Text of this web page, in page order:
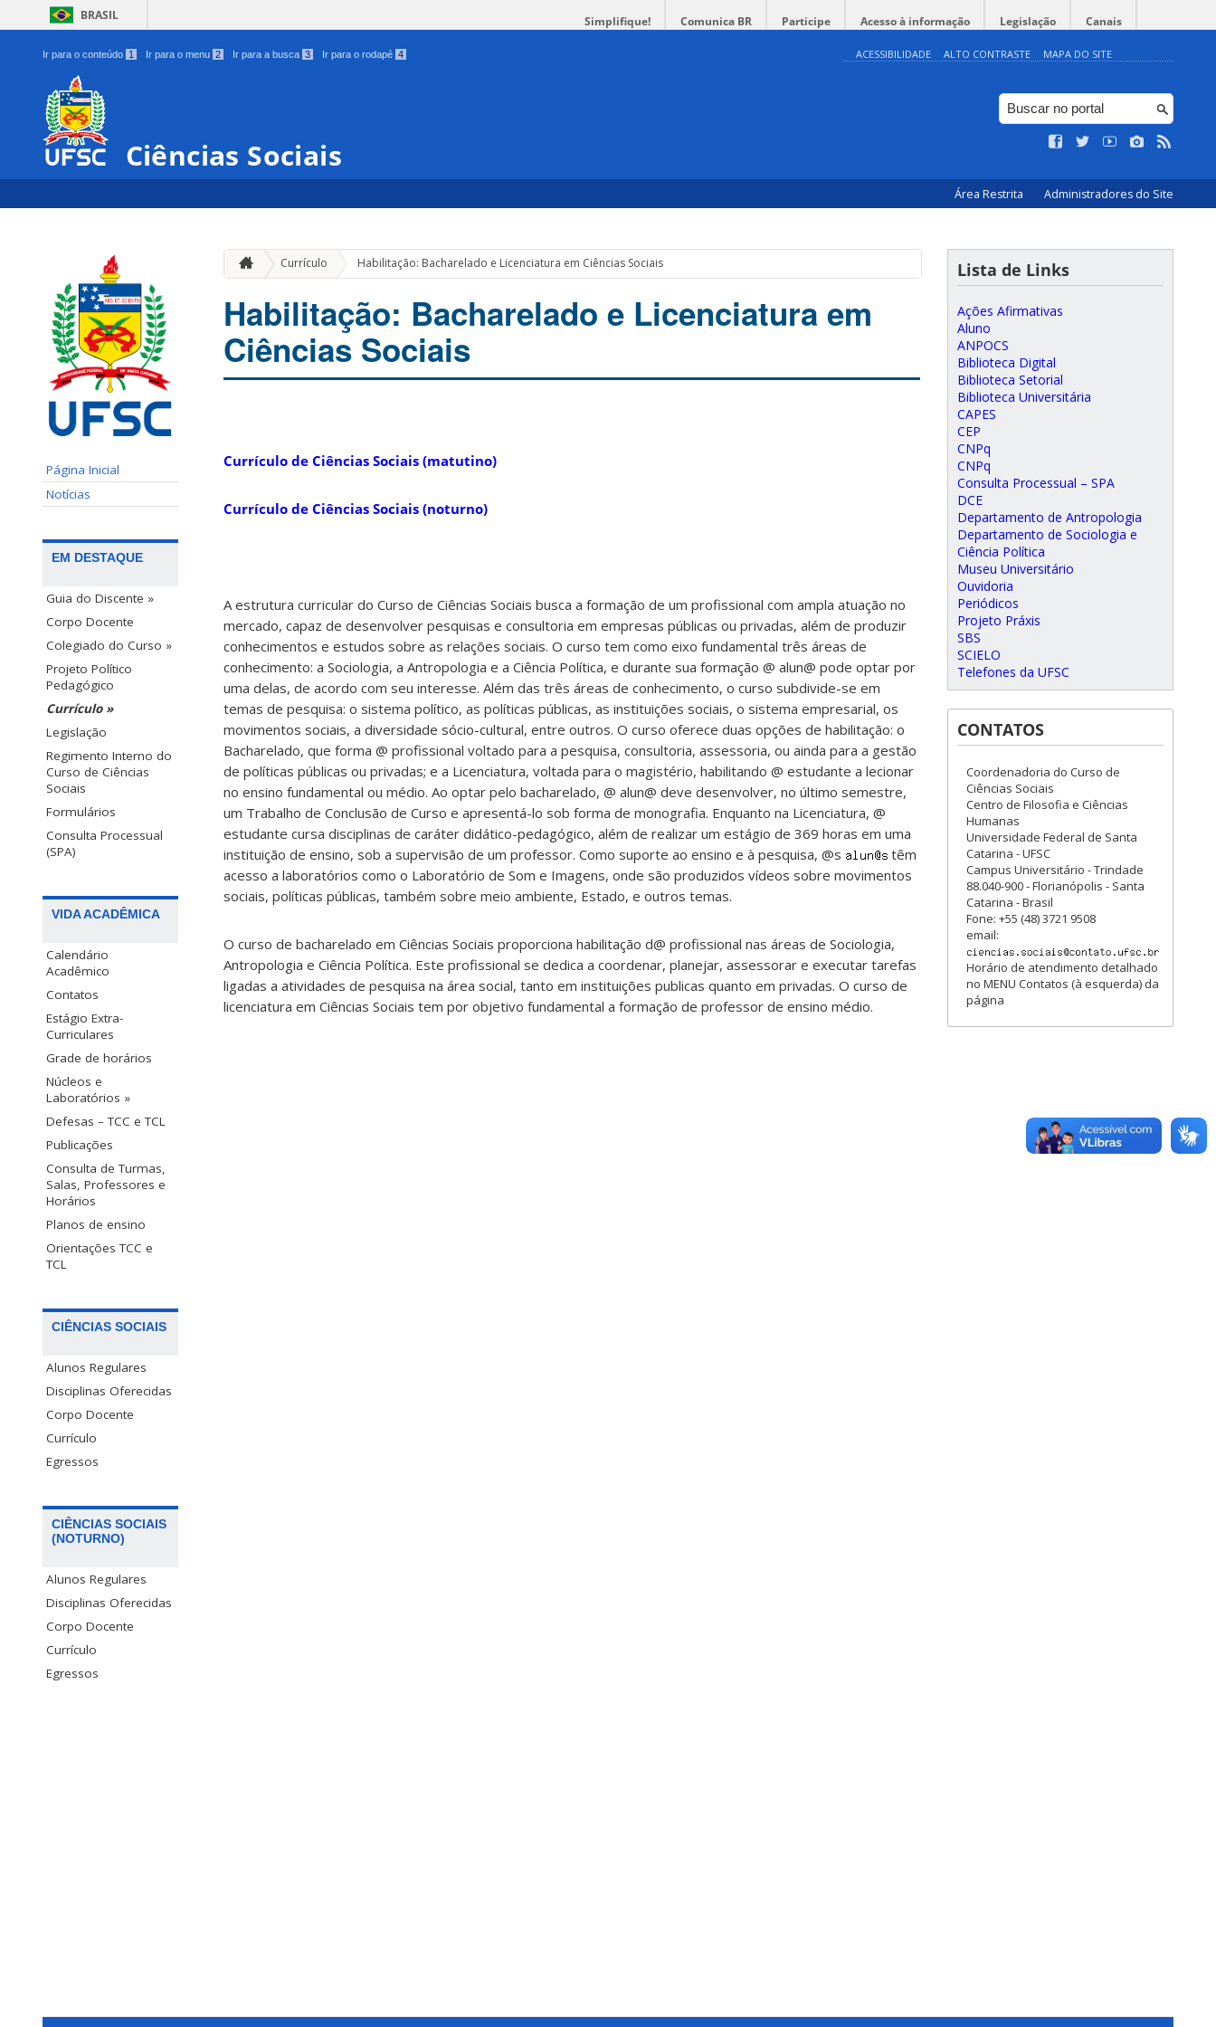
BRASIL Simplifique! Comunica BR Participe Acesso à informação Legislação Canais
Ir para o conteúdo 1 Ir para o menu 2 Ir para a busca 3 Ir para o rodapé 4 ACESSIBILIDADE ALTO CONTRASTE MAPA DO SITE
Ciências Sociais
Área Restrita Administradores do Site
Página Inicial
Notícias
EM DESTAQUE
Guia do Discente »
Corpo Docente
Colegiado do Curso »
Projeto Político
Pedagógico
Currículo »
Legislação
Regimento Interno do
Curso de Ciências
Sociais
Formulários
Consulta Processual
(SPA)
VIDA ACADÊMICA
Calendário
Acadêmico
Contatos
Estágio Extra-
Curriculares
Grade de horários
Núcleos e
Laboratórios »
Defesas – TCC e TCL
Publicações
Consulta de Turmas,
Salas, Professores e
Horários
Planos de ensino
Orientações TCC e
TCL
CIÊNCIAS SOCIAIS
Alunos Regulares
Disciplinas Oferecidas
Corpo Docente
Currículo
Egressos
CIÊNCIAS SOCIAIS
(NOTURNO)
Alunos Regulares
Disciplinas Oferecidas
Corpo Docente
Currículo
Egressos
Currículo Habilitação: Bacharelado e Licenciatura em Ciências Sociais
Habilitação: Bacharelado e Licenciatura em
Ciências Sociais
Currículo de Ciências Sociais (matutino)
Currículo de Ciências Sociais (noturno)
A estrutura curricular do Curso de Ciências Sociais busca a formação de um profissional com ampla atuação no
mercado, capaz de desenvolver pesquisas e consultoria em empresas públicas ou privadas, além de produzir
conhecimentos e estudos sobre as relações sociais. O curso tem como eixo fundamental três áreas de
conhecimento: a Sociologia, a Antropologia e a Ciência Política, e durante sua formação @ alun@ pode optar por
uma delas, de acordo com seu interesse. Além das três áreas de conhecimento, o curso subdivide-se em
temas de pesquisa: o sistema político, as políticas públicas, as instituições sociais, o sistema empresarial, os
movimentos sociais, a diversidade sócio-cultural, entre outros. O curso oferece duas opções de habilitação: o
Bacharelado, que forma @ profissional voltado para a pesquisa, consultoria, assessoria, ou ainda para a gestão
de políticas públicas ou privadas; e a Licenciatura, voltada para o magistério, habilitando @ estudante a lecionar
no ensino fundamental ou médio. Ao optar pelo bacharelado, @ alun@ deve desenvolver, no último semestre,
um Trabalho de Conclusão de Curso e apresentá-lo sob forma de monografia. Enquanto na Licenciatura, @
estudante cursa disciplinas de caráter didático-pedagógico, além de realizar um estágio de 369 horas em uma
instituição de ensino, sob a supervisão de um professor. Como suporte ao ensino e à pesquisa, @s
têm
acesso a laboratórios como o Laboratório de Som e Imagens, onde são produzidos vídeos sobre movimentos
sociais, políticas públicas, também sobre meio ambiente, Estado, e outros temas.
O curso de bacharelado em Ciências Sociais proporciona habilitação d@ profissional nas áreas de Sociologia,
Antropologia e Ciência Política. Este profissional se dedica a coordenar, planejar, assessorar e executar tarefas
ligadas a atividades de pesquisa na área social, tanto em instituições publicas quanto em privadas. O curso de
licenciatura em Ciências Sociais tem por objetivo fundamental a formação de professor de ensino médio.
Lista de Links
Ações Afirmativas
Aluno
ANPOCS
Biblioteca Digital
Biblioteca Setorial
Biblioteca Universitária
CAPES
CEP
CNPq
CNPq
Consulta Processual – SPA
DCE
Departamento de Antropologia
Departamento de Sociologia e
Ciência Política
Museu Universitário
Ouvidoria
Periódicos
Projeto Práxis
SBS
SCIELO
Telefones da UFSC
CONTATOS
Coordenadoria do Curso de
Ciências Sociais
Centro de Filosofia e Ciências
Humanas
Universidade Federal de Santa
Catarina - UFSC
Campus Universitário - Trindade
88.040-900 - Florianópolis - Santa
Catarina - Brasil
Fone: +55 (48) 3721 9508
email:
Horário de atendimento detalhado
no MENU Contatos (à esquerda) da
página